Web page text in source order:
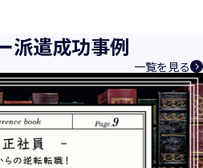
派遣成功事例
一覧を見る